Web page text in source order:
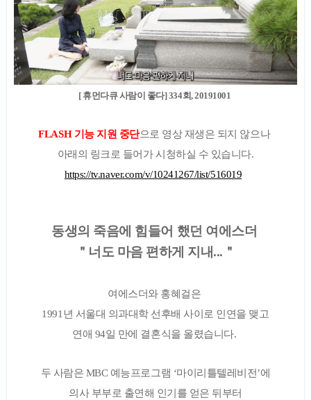
[ 휴먼다큐 사람이 좋다] 334회, 20191001
FLASH 기능 지원 중단으로 영상 재생은 되지 않으나
아래의 링크로 들어가 시청하실 수 있습니다.
https://tv.naver.com/v/10241267/list/516019
동생의 죽음에 힘들어 했던 여에스더
＂너도 마음 편하게 지내...＂
여에스더와 홍혜걸은
1991년 서울대 의과대학 선후배 사이로 인연을 맺고
연애 94일 만에 결혼식을 올렸습니다.
두 사람은 MBC 예능프로그램 ‘마이리틀텔레비전’에
의사 부부로 출연해 인기를 얻은 뒤부터